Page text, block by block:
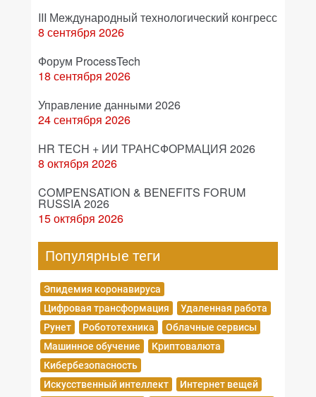
III Международный технологический конгресс
8 сентября 2026
Форум ProcessTech
18 сентября 2026
Управление данными 2026
24 сентября 2026
HR TECH + ИИ ТРАНСФОРМАЦИЯ 2026
8 октября 2026
COMPENSATION & BENEFITS FORUM
RUSSIA 2026
15 октября 2026
Популярные теги
Эпидемия коронавируса
Цифровая трансформация
Удаленная работа
Рунет
Робототехника
Облачные сервисы
Машинное обучение
Криптовалюта
Кибербезопасность
Искусственный интеллект
Интернет вещей